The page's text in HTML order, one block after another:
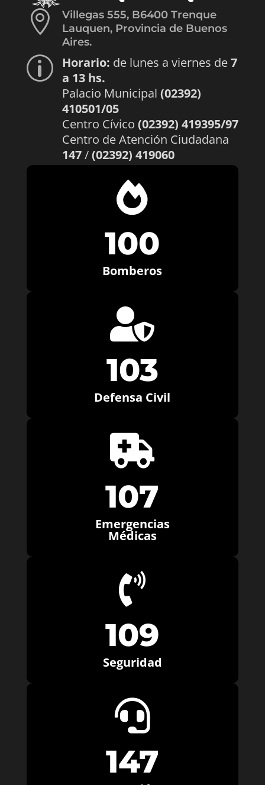

Villegas 555, B6400 Trenque
Lauquen, Provincia de Buenos
Aires.
p Horario: de lunes a viernes de7
a 13 hs.
Palacio Municipal (02392)
410501/05
Centro Cívico (02392) 419395/97
Centro de Atención Ciudadana
147/(02392) 419060

100
Bomberos

103
Defensa Civil

107
Emergencias
Médicas

109
Seguridad

147